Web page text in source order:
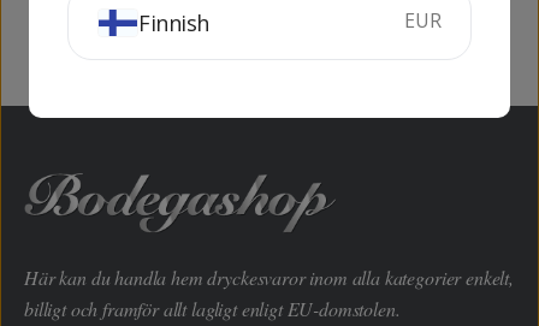
Här kan du handla hem dryckesvaror inom alla kategorier enkelt,
billigt och framför allt lagligt enligt EU-domstolen.
Finnish EUR